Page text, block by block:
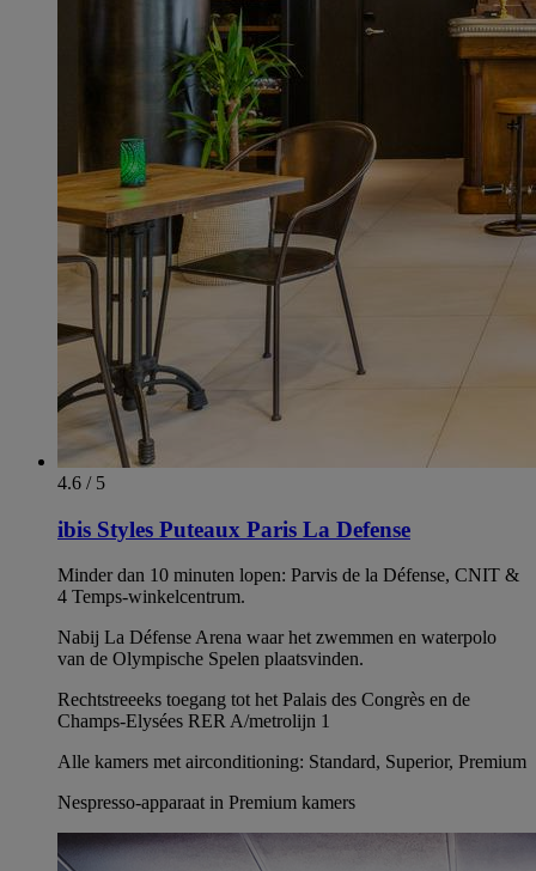
4.6 / 5
ibis Styles Puteaux Paris La Defense
Minder dan 10 minuten lopen: Parvis de la Défense, CNIT &
4 Temps-winkelcentrum.
Nabij La Défense Arena waar het zwemmen en waterpolo
van de Olympische Spelen plaatsvinden.
Rechtstreeeks toegang tot het Palais des Congrès en de
Champs-Elysées RER A/metrolijn 1
Alle kamers met airconditioning: Standard, Superior, Premium
Nespresso-apparaat in Premium kamers